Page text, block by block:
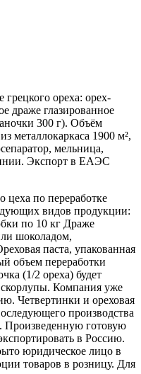
грецкого ореха: орех-
драже глазированное
300 г). Объём
металлокаркаса 1900 м²,
мельница,
Экспорт в ЕАЭС
цеха по переработке
видов продукции:
по 10 кг Драже
шоколадом,
паста, упакованная
объем переработки
(1/2 ореха) будет
скорлупы. Компания уже
Четвертинки и ореховая
производства
Произведенную готовую
в Россию.
юридическое лицо в
товаров в розницу. Для